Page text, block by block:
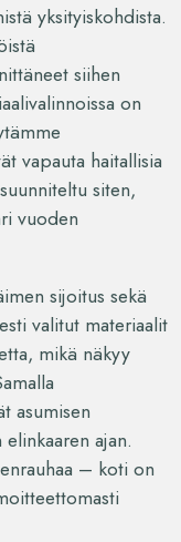
yksityiskohdista.
siihen
on
vapauta haitallisia
siten,
vuoden
sijoitus sekä
valitut materiaalit
mikä näkyy
asumisen
ajan.
– koti on